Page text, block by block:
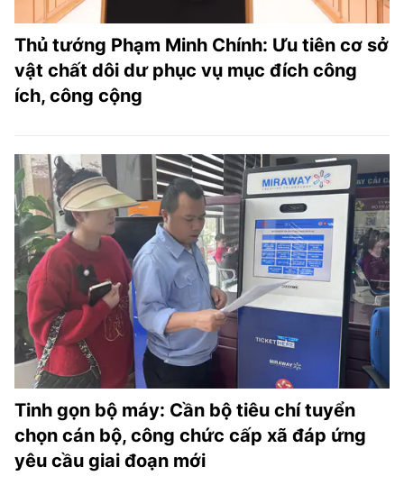
Thủ tướng Phạm Minh Chính: Ưu tiên cơ sở
vật chất dôi dư phục vụ mục đích công
ích, công cộng
Tinh gọn bộ máy: Cần bộ tiêu chí tuyển
chọn cán bộ, công chức cấp xã đáp ứng
yêu cầu giai đoạn mới